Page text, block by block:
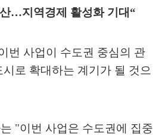
…지역경제 활성화 기대 “
번 사업이 수도권 중심의 관
로 확대하는 계기가 될 것으
"이번 사업은 수도권에 집중